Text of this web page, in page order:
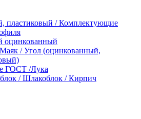
пластиковый / Комплектующие
оцинкованный
/ Угол (оцинкованный,
ГОСТ /Лука
/ Шлакоблок / Кирпич